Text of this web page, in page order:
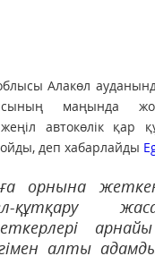
Алакөл
маңында
автокөлік қар
деп хабарлайды
орнына
құтқару
алты